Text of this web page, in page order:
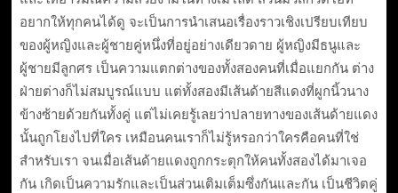
อยากให้ทุกคนได้ดู จะเป็นการนำเสนอเรื่องราวเชิงเปรียบเทียบ
ของผู้หญิงและผู้ชายคู่หนึ่งที่อยู่อย่างเดียวดาย ผู้หญิงมีธนูและ
ผู้ชายมีลูกศร เป็นความแตกต่างของทั้งสองคนที่เมื่อแยกกัน ต่าง
ฝ่ายต่างก็ไม่สมบูรณ์แบบ แต่ทั้งสองมีเส้นด้ายสีแดงที่ผูกนิ้วนาง
ข้างซ้ายด้วยกันทั้งคู่ แต่ไม่เคยรู้เลยว่าปลายทางของเส้นด้ายแดง
นั้นถูกโยงไปที่ใคร เหมือนคนเราก็ไม่รู้หรอกว่าใครคือคนที่ใช่
สำหรับเรา จนเมื่อเส้นด้ายแดงถูกกระตุกให้คนทั้งสองได้มาเจอ
กัน เกิดเป็นความรักและเป็นส่วนเติมเต็มซึ่งกันและกัน เป็นชีวิตคู่